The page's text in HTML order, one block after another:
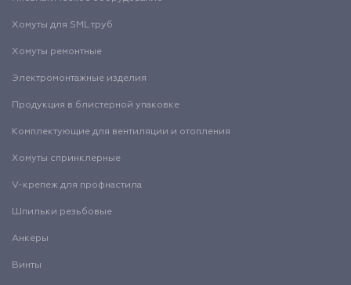
Хомуты для SML труб
Хомуты ремонтные
Электромонтажные изделия
Продукция в блистерной упаковке
Комплектующие для вентиляции и отопления
Хомуты спринклерные
V-крепеж для профнастила
Шпильки резьбовые
Анкеры
Винты